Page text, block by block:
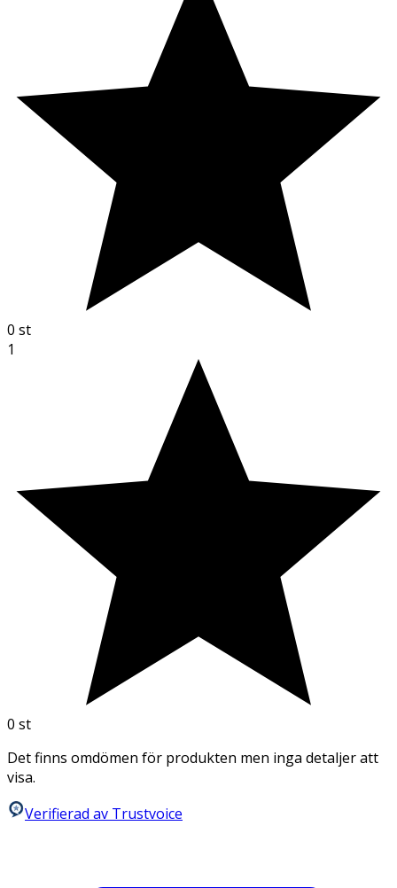
0 st
1
0 st
Det finns omdömen för produkten men inga detaljer att
visa.
Verifierad av Trustvoice